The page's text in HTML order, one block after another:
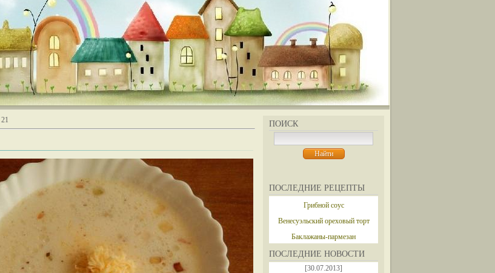
ПОИСК
ПОСЛЕДНИЕ РЕЦЕПТЫ
Грибной соус
Венесуэльский ореховый торт
Баклажаны-пармезан
ПОСЛЕДНИЕ НОВОСТИ
[30.07.2013]
21